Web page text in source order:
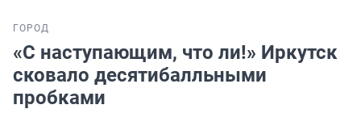
ГОРОД
«С наступающим, что ли!» Иркутск
сковало десятибалльными
пробками